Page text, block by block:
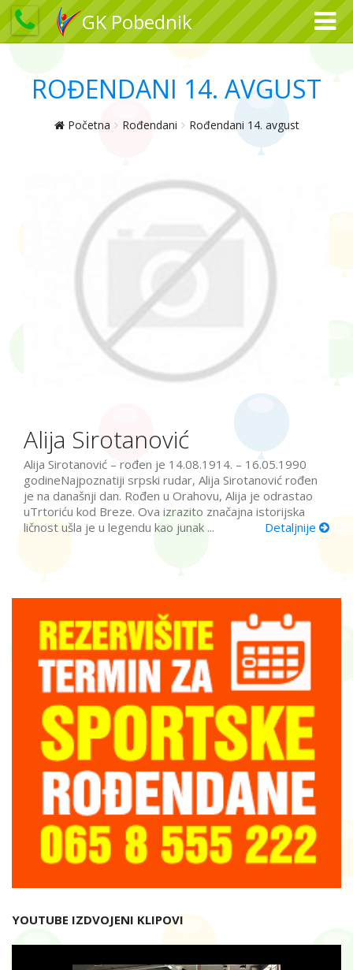
GK Pobednik
ROĐENDANI 14. AVGUST
Početna Rođendani Rođendani 14. avgust
Alija Sirotanović
Alija Sirotanović – rođen je 14.08.1914. – 16.05.1990
godineNajpoznatiji srpski rudar, Alija Sirotanović rođen
je na današnji dan. Rođen u Orahovu, Alija je odrastao
uTrtoriću kod Breze. Ova izrazito značajna istorijska
ličnost ušla je u legendu kao junak ...
Detaljnije
YOUTUBE IZDVOJENI KLIPOVI